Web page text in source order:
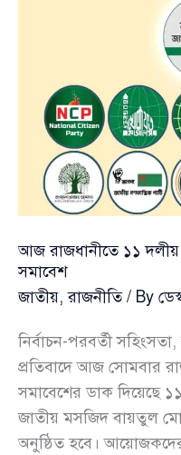
আজ রাজধানীতে ১১
সমাবেশ
জাতীয়,রাজনীতি/ By
নির্বাচন-পরবর্তী
প্রতিবাদে আজ সোমবার
সমাবেশের ডাক দিয়েছে
জাতীয় মসজিদ বায়তুল
অনুষ্ঠিত হবে।